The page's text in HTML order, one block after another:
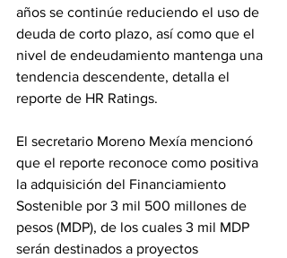
años se continúe reduciendo el uso de
deuda de corto plazo, así como que el
nivel de endeudamiento mantenga una
tendencia descendente, detalla el
reporte de HR Ratings.
El secretario Moreno Mexía mencionó
que el reporte reconoce como positiva
la adquisición del Financiamiento
Sostenible por 3 mil 500 millones de
pesos (MDP), de los cuales 3 mil MDP
serán destinados a proyectos